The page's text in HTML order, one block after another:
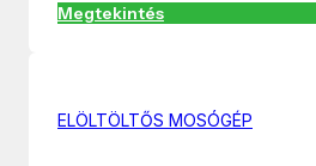
Megtekintés
ELÖLTÖLTŐS MOSÓGÉP